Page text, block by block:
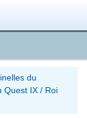
du
Quest IX / Roi